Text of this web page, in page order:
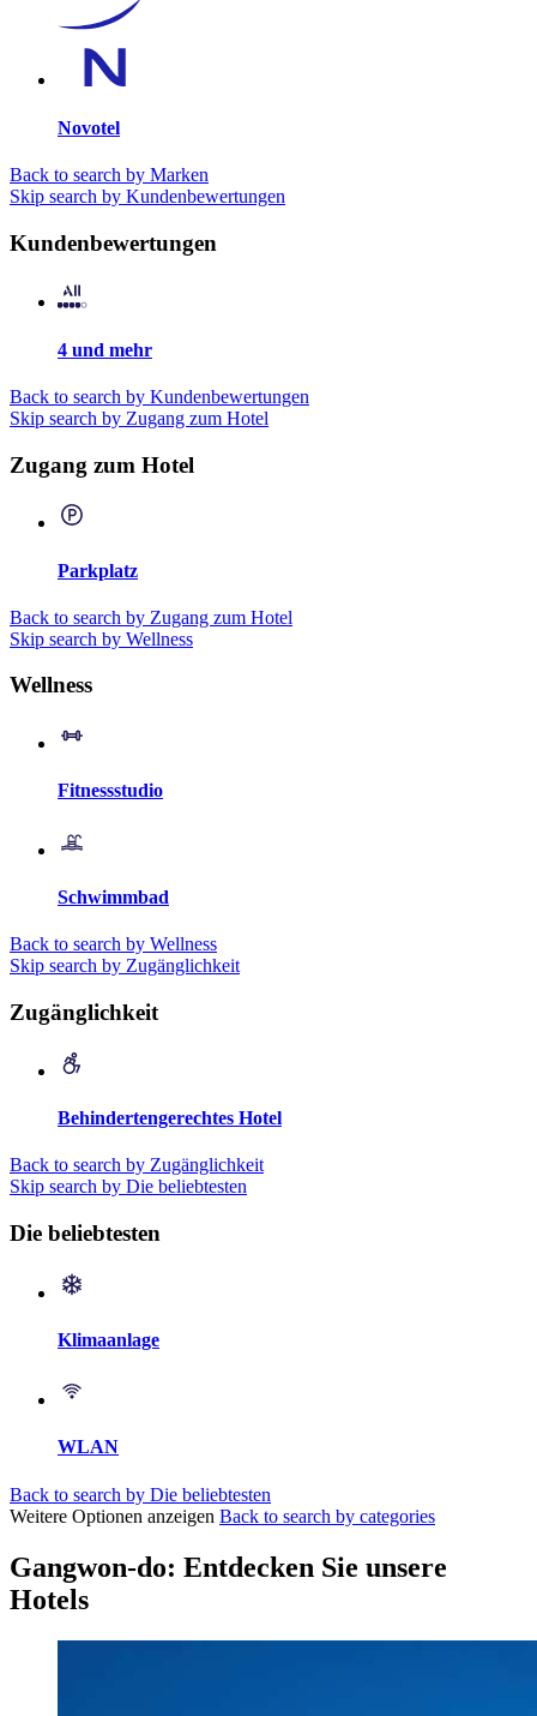
Novotel
Back to search by Marken
Skip search by Kundenbewertungen
Kundenbewertungen
4 und mehr
Back to search by Kundenbewertungen
Skip search by Zugang zum Hotel
Zugang zum Hotel
Parkplatz
Back to search by Zugang zum Hotel
Skip search by Wellness
Wellness
Fitnessstudio
Schwimmbad
Back to search by Wellness
Skip search by Zugänglichkeit
Zugänglichkeit
Behindertengerechtes Hotel
Back to search by Zugänglichkeit
Skip search by Die beliebtesten
Die beliebtesten
Klimaanlage
WLAN
Back to search by Die beliebtesten
Weitere Optionen anzeigen Back to search by categories
Gangwon-do: Entdecken Sie unsere
Hotels